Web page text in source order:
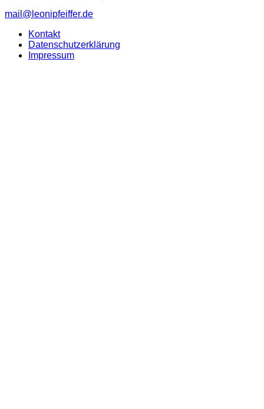
mail@leonipfeiffer.de
Kontakt
Datenschutzerklärung
Impressum